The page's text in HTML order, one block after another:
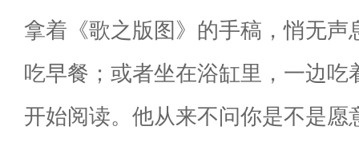
拿着《歌之版图》的手稿，悄无声
吃早餐；或者坐在浴缸里，一边吃
开始阅读。他从来不问你是不是愿